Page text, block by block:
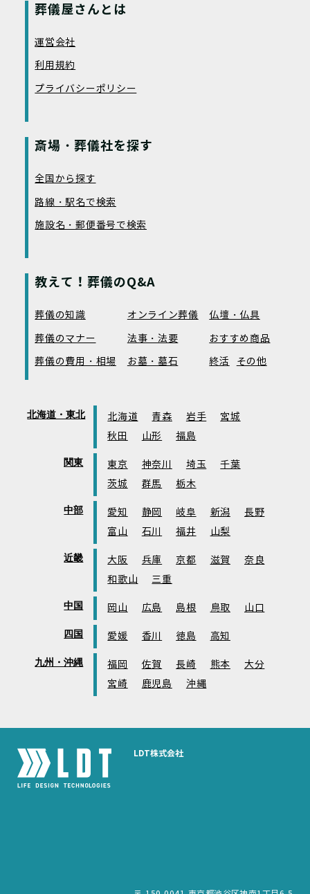
葬儀屋さんとは
運営会社
利用規約
プライバシーポリシー
斎場・葬儀社を探す
全国から探す
路線・駅名で検索
施設名・郵便番号で検索
教えて！葬儀のQ&A
葬儀の知識 オンライン葬儀
仏壇・仏具
葬儀のマナー
法事・法要
おすすめ商品
葬儀の費用・相場
お墓・墓石 終活 その他
北海道・東北 北海道 青森 岩手
宮城
秋田
山形 福島
関東 東京 神奈川 埼玉
千葉
茨城
群馬 栃木
中部 愛知 静岡 岐阜 新潟
長野
富山
石川 福井 山梨
近畿 大阪 兵庫 京都 滋賀
奈良
和歌山
三重
中国 岡山 広島 島根 鳥取 山口
四国 愛媛 香川 徳島 高知
九州・沖縄 福岡 佐賀 長崎 熊本
大分
宮崎
鹿児島 沖縄
LDT株式会社